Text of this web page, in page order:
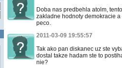
Doba nas predbehla atolm,
zakladne hodnoty demokracie
peco.
2011-03-09 19:55:57
Tak ako pan diskanec uz ste
dostal takze hadam ste to
nie?